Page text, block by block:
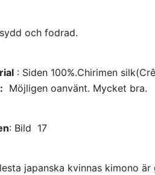
och fodrad.
: Siden 100%.Chirimen
Möjligen oanvänt. Mycket bra.
: Bild 17
japanska kvinnas kimono